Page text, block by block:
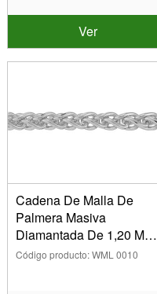
Ver
Cadena De Malla De
Palmera Masiva
Diamantada De 1,20 Mm,
Oro Blanco De18
Código producto: WML 0010